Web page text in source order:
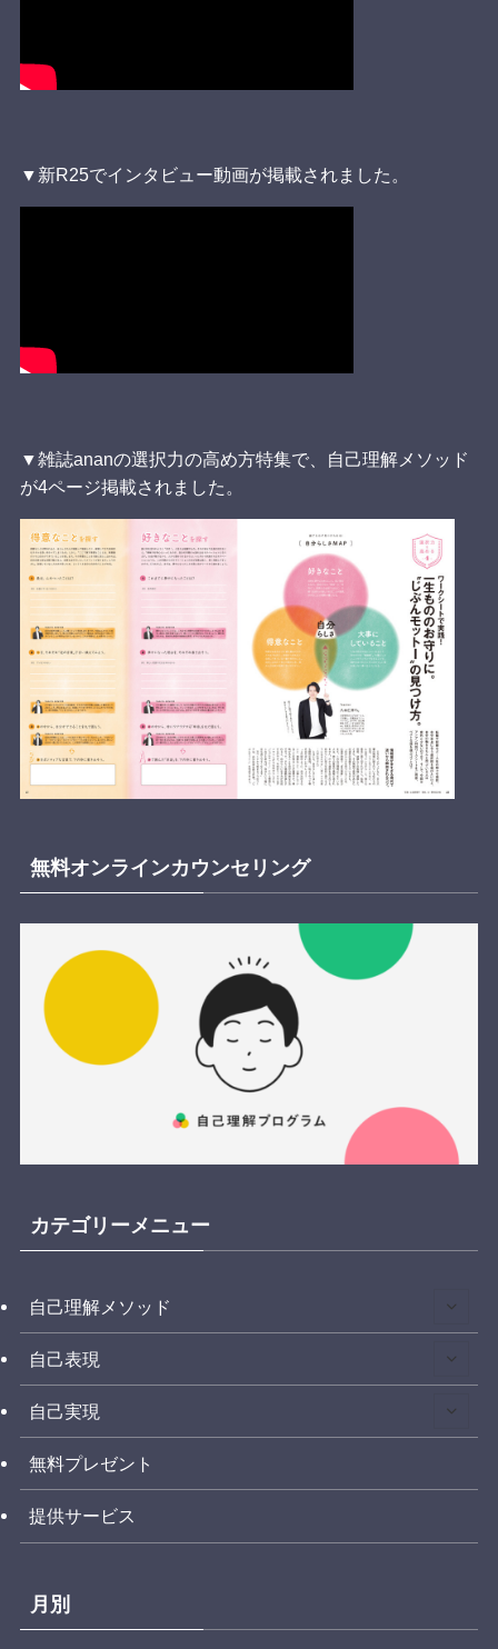
▼新R25でインタビュー動画が掲載されました。
▼雑誌ananの選択力の高め方特集で、自己理解メソッド
が4ページ掲載されました。
無料オンラインカウンセリング
カテゴリーメニュー
自己理解メソッド
自己表現
自己実現
無料プレゼント
提供サービス
月別